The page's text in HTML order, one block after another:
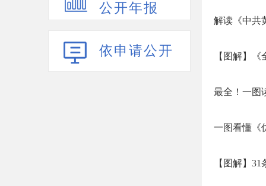
公开年报
依申请公开
解读《中共
【图解】
最全！一图
一图看懂《
【图解】